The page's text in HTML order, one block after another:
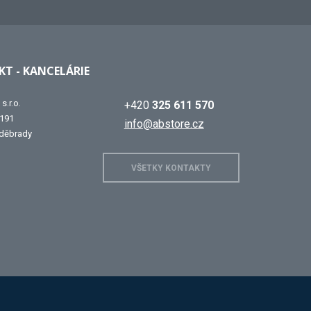
- KANCELÁRIE
+420 325 611 570
info@abstore.cz
VŠETKY KONTAKTY